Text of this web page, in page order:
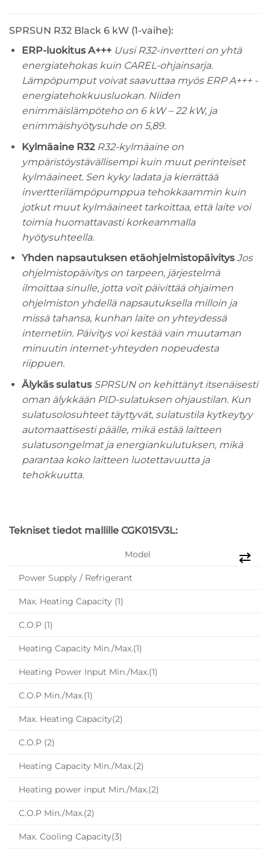
SPRSUN R32 Black 6 kW (1-vaihe):
ERP-luokitus A+++ Uusi R32-invertteri on yhtä
energiatehokas kuin CAREL-ohjainsarja.
Lämpöpumput voivat saavuttaa myös ERP A+++ -
energiatehokkuusluokan. Niiden
enimmäislämpöteho on 6 kW – 22 kW, ja
enimmäishyötysuhde on 5,89.
Kylmäaine R32 R32-kylmäaine on
ympäristöystävällisempi kuin muut perinteiset
kylmäaineet. Sen kyky ladata ja kierrättää
invertterilämpöpumppua tehokkaammin kuin
jotkut muut kylmäaineet tarkoittaa, että laite voi
toimia huomattavasti korkeammalla
hyötysuhteella.
Yhden napsautuksen etäohjelmistopäivitys Jos
ohjelmistopäivitys on tarpeen, järjestelmä
ilmoittaa sinulle, jotta voit päivittää ohjaimen
ohjelmiston yhdellä napsautuksella milloin ja
missä tahansa, kunhan laite on yhteydessä
internetiin. Päivitys voi kestää vain muutaman
minuutin internet-yhteyden nopeudesta
riippuen.
Älykäs sulatusSPRSUN on kehittänyt itsenäisesti
oman älykkään PID-sulatuksen ohjaustilan. Kun
sulatusolosuhteet täyttyvät, sulatustila kytkeytyy
automaattisesti päälle, mikä estää laitteen
sulatusongelmat ja energiankulutuksen, mikä
parantaa koko laitteen luotettavuutta ja
tehokkuutta.
Tekniset tiedot mallille CGK015V3L:
Model
Power Supply / Refrigerant
Max. Heating Capacity (1)
C.O.P (1)
Heating Capacity Min./Max.(1)
Heating Power Input Min./Max.(1)
C.O.P Min./Max.(1)
Max. Heating Capacity(2)
C.O.P (2)
Heating Capacity Min./Max.(2)
Heating power input Min./Max.(2)
C.O.P Min./Max.(2)
Max. Cooling Capacity(3)